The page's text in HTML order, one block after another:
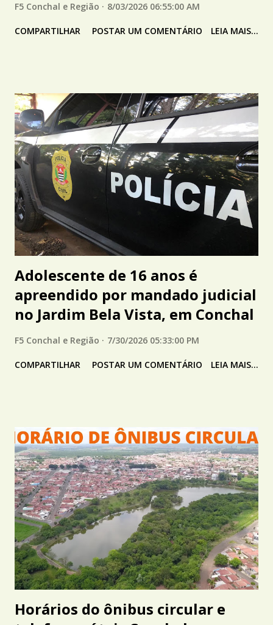
F5 Conchal e Região 8/03/2026 06:55:00 AM
COMPARTILHAR POSTAR UM COMENTÁRIO LEIA MAIS...
Adolescente de 16 anos é
apreendido por mandado judicial
no Jardim Bela Vista, em Conchal
F5 Conchal e Região 7/30/2026 05:33:00 PM
COMPARTILHAR POSTAR UM COMENTÁRIO LEIA MAIS...
Horários do ônibus circular e